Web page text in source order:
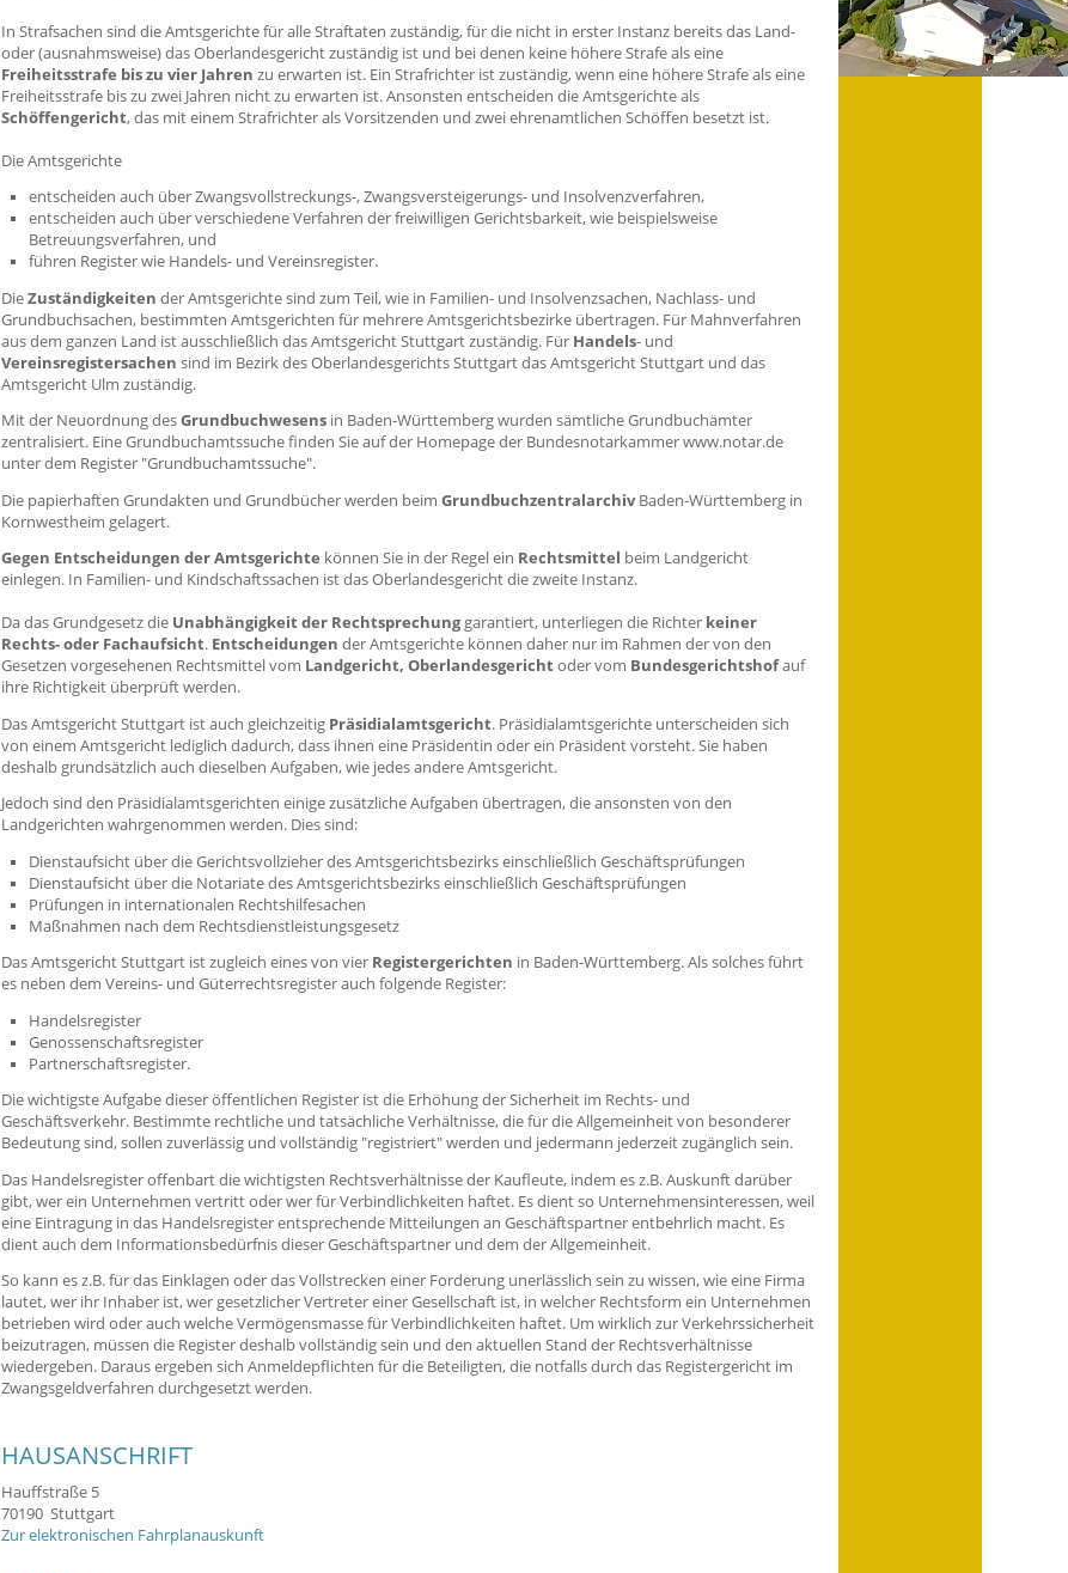
In Strafsachen sind die Amtsgerichte für alle Straftaten zuständig, für die nicht in erster Instanz bereits das Land-
oder (ausnahmsweise) das Oberlandesgericht zuständig ist und bei denen keine höhere Strafe als eine
Freiheitsstrafe bis zu vier Jahren zu erwarten ist. Ein Strafrichter ist zuständig, wenn eine höhere Strafe als eine
Freiheitsstrafe bis zu zwei Jahren nicht zu erwarten ist. Ansonsten entscheiden die Amtsgerichte als
Schöffengericht, das mit einem Strafrichter als Vorsitzenden und zwei ehrenamtlichen Schöffen besetzt ist.
Die Amtsgerichte
entscheiden auch über Zwangsvollstreckungs-, Zwangsversteigerungs- und Insolvenzverfahren,
entscheiden auch über verschiedene Verfahren der freiwilligen Gerichtsbarkeit, wie beispielsweise
Betreuungsverfahren, und
führen Register wie Handels- und Vereinsregister.
DieZuständigkeiten der Amtsgerichte sind zum Teil, wie in Familien- und Insolvenzsachen, Nachlass- und
Grundbuchsachen, bestimmten Amtsgerichten für mehrere Amtsgerichtsbezirke übertragen. Für Mahnverfahren
aus dem ganzen Land ist ausschließlich das Amtsgericht Stuttgart zuständig. Für Handels- und
Vereinsregistersachen sind im Bezirk des Oberlandesgerichts Stuttgart das Amtsgericht Stuttgart und das
Amtsgericht Ulm zuständig.
Mit der Neuordnung desGrundbuchwesens in Baden-Württemberg wurden sämtliche Grundbuchämter
zentralisiert. Eine Grundbuchamtssuche finden Sie auf der Homepage der Bundesnotarkammer www.notar.de
unter dem Register "Grundbuchamtssuche".
Die papierhaften Grundakten und Grundbücher werden beim GrundbuchzentralarchivBaden-Württemberg in
Kornwestheim gelagert.
Gegen Entscheidungen der Amtsgerichte können Sie in der Regel ein Rechtsmittel beim Landgericht
einlegen. In Familien- und Kindschaftssachen ist das Oberlandesgericht die zweite Instanz.
Da das Grundgesetz die Unabhängigkeit der Rechtsprechunggarantiert, unterliegen die Richter keiner
Rechts- oder Fachaufsicht. Entscheidungen der Amtsgerichte können daher nur im Rahmen der von den
Gesetzen vorgesehenen Rechtsmittel vom Landgericht, Oberlandesgerichtoder vom Bundesgerichtshofauf
ihre Richtigkeit überprüft werden.
Das Amtsgericht Stuttgart ist auch gleichzeitig Präsidialamtsgericht. Präsidialamtsgerichte unterscheiden sich
von einem Amtsgericht lediglich dadurch, dass ihnen eine Präsidentin oder ein Präsident vorsteht. Sie haben
deshalb grundsätzlich auch dieselben Aufgaben, wie jedes andere Amtsgericht.
Jedoch sind den Präsidialamtsgerichten einige zusätzliche Aufgaben übertragen, die ansonsten von den
Landgerichten wahrgenommen werden. Dies sind:
Dienstaufsicht über die Gerichtsvollzieher des Amtsgerichtsbezirks einschließlich Geschäftsprüfungen
Dienstaufsicht über die Notariate des Amtsgerichtsbezirks einschließlich Geschäftsprüfungen
Prüfungen in internationalen Rechtshilfesachen
Maßnahmen nach dem Rechtsdienstleistungsgesetz
Das Amtsgericht Stuttgart ist zugleich eines von vier Registergerichten in Baden-Württemberg. Als solches führt
es neben dem Vereins- und Güterrechtsregister auch folgende Register:
Handelsregister
Genossenschaftsregister
Partnerschaftsregister.
Die wichtigste Aufgabe dieser öffentlichen Register ist die Erhöhung der Sicherheit im Rechts- und
Geschäftsverkehr. Bestimmte rechtliche und tatsächliche Verhältnisse, die für die Allgemeinheit von besonderer
Bedeutung sind, sollen zuverlässig und vollständig "registriert" werden und jedermann jederzeit zugänglich sein.
Das Handelsregister offenbart die wichtigsten Rechtsverhältnisse der Kaufleute, indem es z.B. Auskunft darüber
gibt, wer ein Unternehmen vertritt oder wer für Verbindlichkeiten haftet. Es dient so Unternehmensinteressen, weil
eine Eintragung in das Handelsregister entsprechende Mitteilungen an Geschäftspartner entbehrlich macht. Es
dient auch dem Informationsbedürfnis dieser Geschäftspartner und dem der Allgemeinheit.
So kann es z.B. für das Einklagen oder das Vollstrecken einer Forderung unerlässlich sein zu wissen, wie eine Firma
lautet, wer ihr Inhaber ist, wer gesetzlicher Vertreter einer Gesellschaft ist, in welcher Rechtsform ein Unternehmen
betrieben wird oder auch welche Vermögensmasse für Verbindlichkeiten haftet. Um wirklich zur Verkehrssicherheit
beizutragen, müssen die Register deshalb vollständig sein und den aktuellen Stand der Rechtsverhältnisse
wiedergeben. Daraus ergeben sich Anmeldepflichten für die Beteiligten, die notfalls durch das Registergericht im
Zwangsgeldverfahren durchgesetzt werden.
HAUSANSCHRIFT
Hauffstraße 5
70190 Stuttgart
Zur elektronischen Fahrplanauskunft